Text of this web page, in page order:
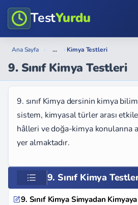
TestYurdu
Ana Sayfa › ... › Kimya Testleri
9. Sınıf Kimya Testleri
9. sınıf Kimya dersinin kimya
sistem, kimyasal türler arası
hâlleri ve doğa-kimya konularına
yer almaktadır.
9. Sınıf Kimya
9. Sınıf Kimya Simyadan Kimyaya